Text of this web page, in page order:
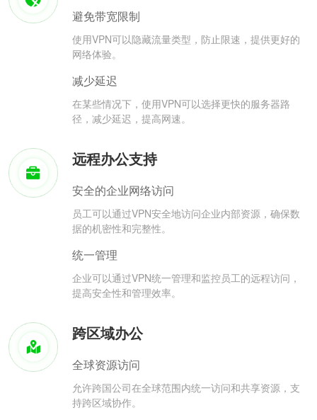
避免带宽限制
使用VPN可以隐藏流量类型，防止限速，提供更好的
网络体验。
减少延迟
在某些情况下，使用VPN可以选择更快的服务器路
径，减少延迟，提高网速。
远程办公支持
安全的企业网络访问
员工可以通过VPN安全地访问企业内部资源，确保数
据的机密性和完整性。
统一管理
企业可以通过VPN统一管理和监控员工的远程访问，
提高安全性和管理效率。
跨区域办公
全球资源访问
允许跨国公司在全球范围内统一访问和共享资源，支
持跨区域协作。